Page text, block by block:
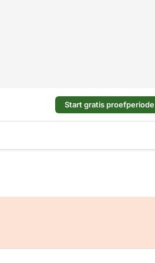
Start gratis proefperiode